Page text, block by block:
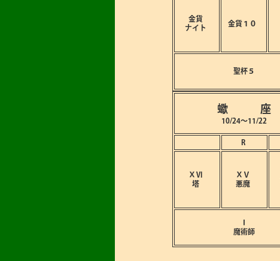
金貨
ナイト
金貨１０
聖杯５
蠍 座
10/24～11/22
R
ⅩⅥ
塔
ⅩⅤ
悪魔
魔術師